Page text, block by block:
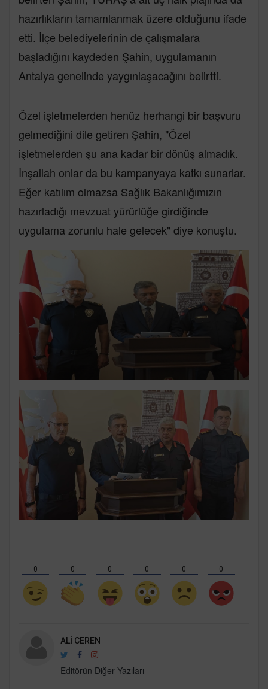
hazırlıkların tamamlanmak üzere olduğunu ifade
etti. İlçe belediyelerinin de çalışmalara
başladığını kaydeden Şahin, uygulamanın
Antalya genelinde yaygınlaşacağını belirtti.
Özel işletmelerden henüz herhangi bir başvuru
gelmediğini dile getiren Şahin, "Özel
işletmelerden şu ana kadar bir dönüş almadık.
İnşallah onlar da bu kampanyaya katkı sunarlar.
Eğer katılım olmazsa Sağlık Bakanlığımızın
hazırladığı mevzuat yürürlüğe girdiğinde
uygulama zorunlu hale gelecek" diye konuştu.
0 0 0 0 0 0
ALI CEREN
Editörün Diğer Yazıları